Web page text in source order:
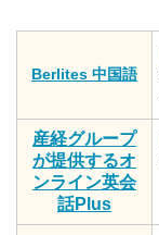
Berlites 中国語
産経グループ
が提供するオ
ンライン英会
話Plus